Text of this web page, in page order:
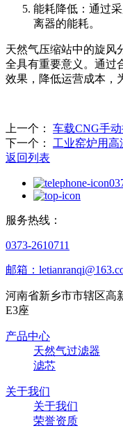
能耗降低：通过
离器的能耗。
天然气压缩站中的旋风
全具有重要意义。通过
效果，降低运营成本，
上一个：
车载CNG手
下一个：
工业窑炉用
返回列表
服务热线：
0373-2610711
邮箱：
河南省新乡市市辖区高
E3座
产品中心
天然气过滤器
滤芯
关于我们
关于我们
荣誉资质